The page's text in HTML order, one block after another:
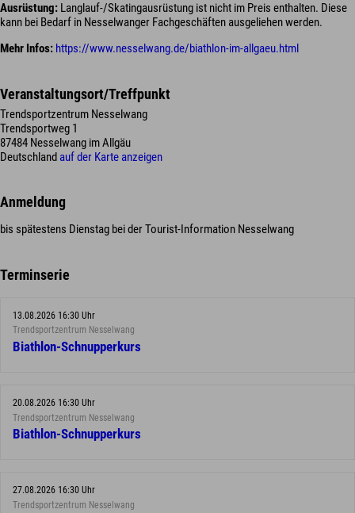
Ausrüstung: Langlauf-/Skatingausrüstung ist nicht im Preis enthalten. Diese
kann bei Bedarf in Nesselwanger Fachgeschäften ausgeliehen werden.
Mehr Infos: https://www.nesselwang.de/biathlon-im-allgaeu.html
Veranstaltungsort/Treffpunkt
Trendsportzentrum Nesselwang
Trendsportweg 1
87484 Nesselwang im Allgäu
Deutschland auf der Karte anzeigen
Anmeldung
bis spätestens Dienstag bei der Tourist-Information Nesselwang
Terminserie
13.08.2026 16:30 Uhr
Trendsportzentrum Nesselwang
Biathlon-Schnupperkurs
20.08.2026 16:30 Uhr
Trendsportzentrum Nesselwang
Biathlon-Schnupperkurs
27.08.2026 16:30 Uhr
Trendsportzentrum Nesselwang